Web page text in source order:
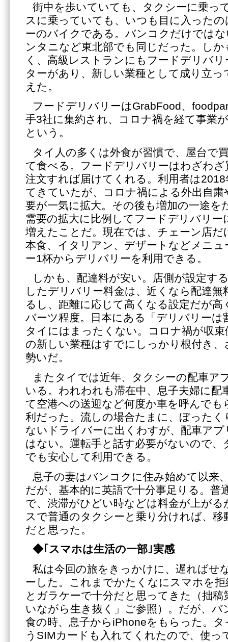
街中を歩いていても、タクシーに乗っ
スに乗っていても、いつも目に入った
ーのバイクである。バンコクだけでは
ンタニなど東北部でも同じだった。し
く、高級レストランにもフードデリバ
ターがあり、新しい業種として成り立
えた。
フードデリバリーはGrabFood、
手3社に集約され、コロナ禍を経て事業
という。
タイ人の多くは外食が習慣で、屋台で
て食べる。フードデリバリーはわざわ
注文すれば届けてくれる。利用者は
てきていたが、コロナ禍による外出自粛
要が一気に拡大。その後も増加の一途を
需要の拡大に比例してフードデリバリー
増えたことだ。現在では、チェーン店だ
本食、イタリアン、デザートなどメニ
ー1杯からデリバリーを利用できる。
しかも、配達料が安い。店側が設定す
したデリバリー料金は、近くなら配達
るし、距離に応じて高くなる設定だが
バーツ程度。日本にある「デリバリーは
タイにはまったくない。コロナ禍が収
の新しい業種はすでにしっかり根付き
勢いだ。
またタイでは近年、タクシーの配車ア
いる。われわれも滞在中、息子夫婦に配
て空港への送迎など何度か車を呼んで
利だった。流しの場合たまに、ぼった
ないドライバーに出くわすが、配車ア
はない。運転手と話す必要がないので
でも安心して利用できる。
息子の妻はバンコクに住み始めて以来
だが、基本的に英語で十分事足りる。普
で、渋滞がひどい時などは料金が上が
スで普通のタクシーと乗り分ければ、移
だと思った。
◆｢スマホは生活の一部｣実感
私は今回の旅をきっかけに、遅ればせ
ーした。これまでかたくなにスマホを
とガラケーで十分だと思ってきた（拙稿
いながら生き抜く」ご参照）。だが、バ
食の時、息子からiPhoneをもらった。
うSIMカードも入れてくれたので、使っ